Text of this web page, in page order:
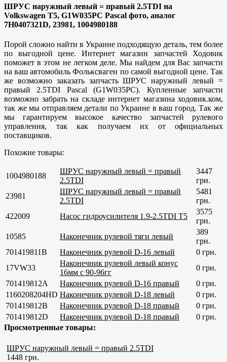
ШРУС наружный левый = правый 2.5TDI на
Volkswagen T5, G1W035PC Pascal фото, аналог
7H0407321D, 23981, 1004980188
Порой сложно найти в Украине подходящую деталь, тем более
по выгодной цене. Интернет магазин запчастей Ходовик
поможет в этом не легком деле. Мы найдем для Вас запчасти
на ваш автомобиль Фольксваген по самой выгодной цене. Так
же возможно заказать запчасть ШРУС наружный левый =
правый 2.5TDI Pascal (G1W035PC). Купленные запчасти
возможно забрать на складе интернет магазина ходовик.ком,
так же мы отправляем детали по Украине в ваш город. Так же
мы гарантируем высокое качество запчастей рулевого
управления, так как получаем их от официальных
поставщиков.
Похожие товары:
1004980188
ШРУС наружный левый = правый
2.5TDI
3447
грн.
23981
ШРУС наружный левый = правый
2.5TDI
5481
грн.
422009
Насос гидроусилителя 1.9-2.5TDI T5
3575
грн.
10585
Наконечник рулевой тяги левый
389
грн.
701419811B
Наконечник рулевой D-16 левый
0 грн.
17VW33
Наконечник рулевой левый конус
16мм с 90-96гг
0 грн.
701419812А
Наконечник рулевой D-16 правый
0 грн.
1160208204HD Наконечник рулевой D-18 левый
0 грн.
701419812B
Наконечник рулевой D-18 правый
0 грн.
701419812D
Наконечник рулевой D-18 правый
0 грн.
Просмотренные товары:
ШРУС наружный левый = правый 2.5TDI
1448 грн.